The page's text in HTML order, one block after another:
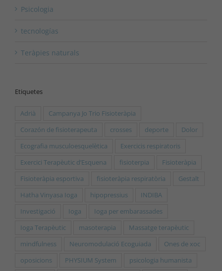
Psicologia
tecnologías
Teràpies naturals
Etiquetes
Adrià
Campanya Jo Trio Fisioteràpia
Corazón de fisioterapeuta
crosses deporte
Dolor
Ecografia musculoesquelètica
Exercicis respiratoris
Exercici Terapèutic d’Esquena
fisioterpia
Fisioteràpia
Fisioteràpia esportiva
fisioteràpia respiratòria
Gestalt
Hatha Vinyasa Ioga
hipopressius
INDIBA
Investigació
Ioga
Ioga per embarassades
Ioga Terapèutic
masoterapia
Massatge terapèutic
mindfulness
Neuromodulació Ecoguiada
Ones de xoc
oposicions
PHYSIUM System
psicologia humanista